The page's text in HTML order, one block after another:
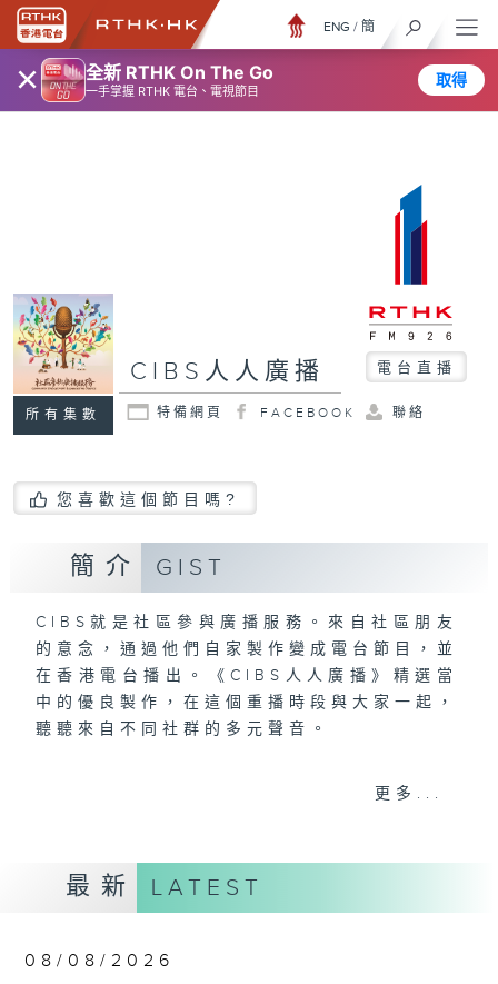
× 全新 RTHK On The Go
一手掌握 RTHK 電台、電視節目
取得
ENG / 簡
所有集數
CIBS人人廣播 電台直播
特備網頁 FACEBOOK 聯絡
您喜歡這個節目嗎?
簡介 GIST
CIBS就是社區參與廣播服務。來自社區朋友
的意念，通過他們自家製作變成電台節目，並
在香港電台播出。《CIBS人人廣播》精選當
中的優良製作，在這個重播時段與大家一起，
聽聽來自不同社群的多元聲音。
更多...
最新 LATEST
08/08/2026